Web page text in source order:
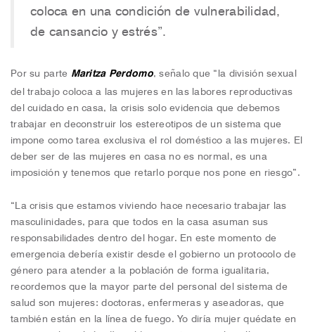
coloca en una condición de vulnerabilidad,
de cansancio y estrés”.
Por su parte Maritza Perdomo, señalo que “la división sexual
del trabajo coloca a las mujeres en las labores reproductivas
del cuidado en casa, la crisis solo evidencia que debemos
trabajar en deconstruir los estereotipos de un sistema que
impone como tarea exclusiva el rol doméstico a las mujeres. El
deber ser de las mujeres en casa no es normal, es una
imposición y tenemos que retarlo porque nos pone en riesgo”.
“La crisis que estamos viviendo hace necesario trabajar las
masculinidades, para que todos en la casa asuman sus
responsabilidades dentro del hogar. En este momento de
emergencia debería existir desde el gobierno un protocolo de
género para atender a la población de forma igualitaria,
recordemos que la mayor parte del personal del sistema de
salud son mujeres: doctoras, enfermeras y aseadoras, que
también están en la línea de fuego. Yo diría mujer quédate en